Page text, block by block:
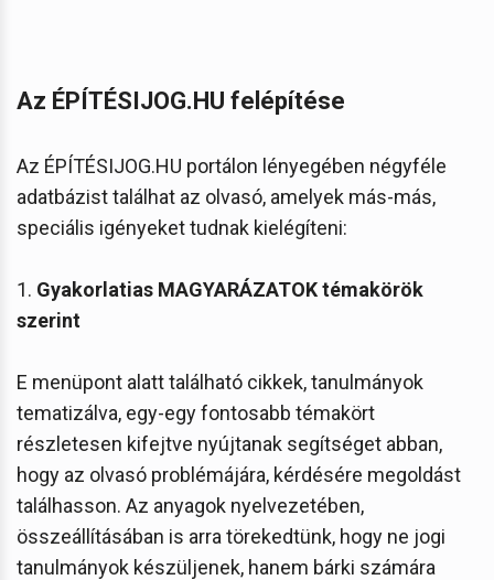
Az ÉPÍTÉSIJOG.HU felépítése
Az ÉPÍTÉSIJOG.HU portálon lényegében négyféle
adatbázist találhat az olvasó, amelyek más-más,
speciális igényeket tudnak kielégíteni:
1. Gyakorlatias MAGYARÁZATOK témakörök
szerint
E menüpont alatt található cikkek, tanulmányok
tematizálva, egy-egy fontosabb témakört
részletesen kifejtve nyújtanak segítséget abban,
hogy az olvasó problémájára, kérdésére megoldást
találhasson. Az anyagok nyelvezetében,
összeállításában is arra törekedtünk, hogy ne jogi
tanulmányok készüljenek, hanem bárki számára